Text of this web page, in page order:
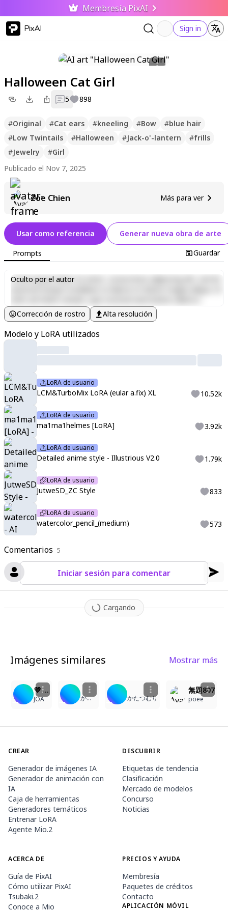
Membresía PixAI
PixAI Sign in
Halloween Cat Girl
5 898
#Original #Cat ears #kneeling #Bow #blue hair
#Low Twintails #Halloween #Jack-o'-lantern #frills
#Jewelry #Girl
Publicado el Nov 7, 2025
Zoe Chien Más para ver
Comentarios 5
Iniciar sesión para comentar
Cargando
Usar como referencia Generar nueva obra de arte
Prompts Guardar
Lorem ipsum dolor sit amet, consectetur adipiscing elit, sed do
laboris nisi ut aliquip ex ea commodo consequat. Duis aute irure
dolor in reprehenderit in voluptate velit esse cillum dolore eu
fugiat nulla pariatur. Excepteur sint occaecat cupidatat non
proident, sunt in culpa qui officia deserunt mollit anim id est
Oculto por el autor
Corrección de rostro Alta resolución
Modelo y LoRA utilizados
LoRA de usuario
LCM&TurboMix LoRA (eular a.fix) XL 10.52k
LoRA de usuario
ma1ma1helmes [LoRA] 3.92k
LoRA de usuario
Detailed anime style - Illustrious V2.0 1.79k
LoRA de usuario
JutweSD_ZC Style 833
LoRA de usuario
watercolor_pencil_(medium) 573
Imágenes similares Mostrar más
💜 Murasaki Shion💜
JOA かたつむり かたつむり
無題807
poee
CREAR
Generador de imágenes IA
Generador de animación con
IA
Caja de herramientas
Generadores temáticos
Entrenar LoRA
Agente Mio.2
DESCUBRIR
Etiquetas de tendencia
Clasificación
Mercado de modelos
Concurso
Noticias
ACERCA DE
Guía de PixAI
Cómo utilizar PixAI
Tsubaki.2
Conoce a Mio
PRECIOS Y AYUDA
Membresía
Paquetes de créditos
Contacto
APLICACIÓN MÓVIL